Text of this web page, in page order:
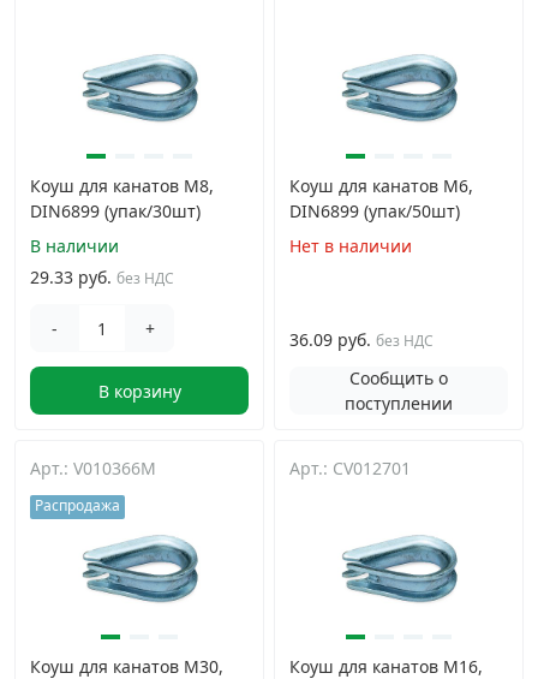
Кабельный крепеж ›
Строительный инструмент и инвентарь
Заклепки ›
Химический крепеж
Гвозди и скобы
Шурупы и саморезы
Грузовой крепеж ›
Комплекты и наборы крепежа
Коуш для канатов М8,
DIN6899 (упак/30шт)
В наличии
29.33 руб. без НДС
- +
В корзину
Коуш для канатов М6,
DIN6899 (упак/50шт)
Нет в наличии
36.09 руб. без НДС
Сообщить о
поступлении
Арт.: V010366M
Распродажа
Коуш для канатов М30,
Арт.: CV012701
Коуш для канатов М16,